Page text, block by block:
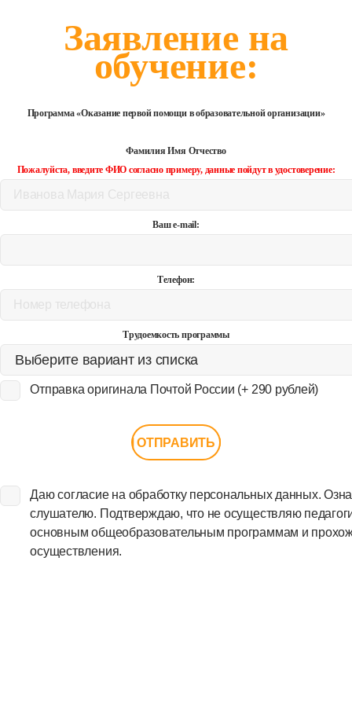
Заявление на
обучение:
Программа «Оказание первой помощи в образовательной организации»
Фамилия Имя Отчество
Пожалуйста, введите ФИО согласно примеру, данные пойдут в удостоверение:
Ваш e-mail:
Телефон:
Трудоемкость программы
Отправка оригинала Почтой России (+ 290 рублей)
Даю согласие на обработку персональных данных.
слушателю. Подтверждаю, что не осуществляю
основным общеобразовательным программам и
осуществления.